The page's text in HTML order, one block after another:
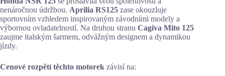
nenáročnou údržbou. Aprilia RS125 zase okouzluje
sportovním vzhledem inspirovaným závodními modely a
výbornou ovladatelností. Na druhou stranu Cagiva Mito 125
zaujme italským šarmem, odvážným designem a dynamikou
jízdy.
Cenové rozpětí těchto motorek závisí na: